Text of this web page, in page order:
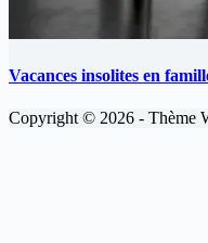
Vacances insolites en
Copyright © 2026 - Thème